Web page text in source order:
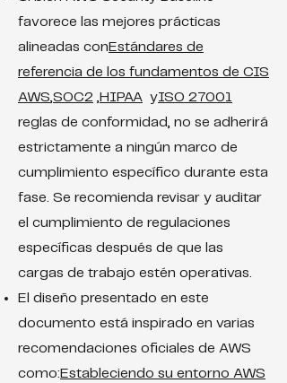
favorece las mejores prácticas
alineadas con Estándares de
referencia de los fundamentos de CIS
AWS,SOC2 , HIPAA yISO 27001
reglas de conformidad, no se adherirá
estrictamente a ningún marco de
cumplimiento específico durante esta
fase. Se recomienda revisar y auditar
el cumplimiento de regulaciones
específicas después de que las
cargas de trabajo estén operativas.
El diseño presentado en este
documento está inspirado en varias
recomendaciones oficiales de AWS
como: Estableciendo su entorno AWS